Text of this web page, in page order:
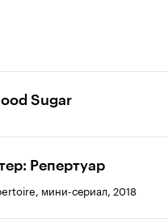
Sugar
Репертуар
мини-сериал, 2018